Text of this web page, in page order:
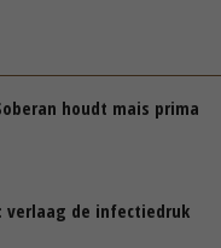
houdt mais prima
verlaag de infectiedruk